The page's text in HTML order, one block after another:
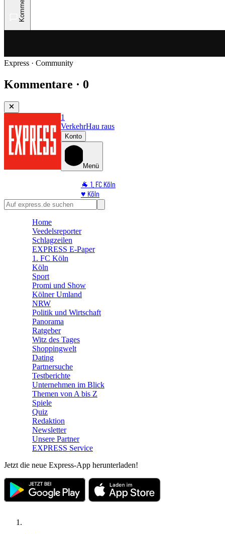
Express · Community
Kommentare · 0
1
VerkehrHau raus
Konto
Menü
🐐 1. FC Köln
♥️ Köln
⭐ Promi
🛒 Shoppingwelt
Home
Veedelsreporter
Schlagzeilen
EXPRESS E-Paper
1. FC Köln
Köln
Sport
Promi und Show
Kölner Umland
NRW
Politik und Wirtschaft
Panorama
Ratgeber
Witz des Tages
Shoppingwelt
Dating
Partnersuche
Testberichte
Unternehmen im Blick
Themen von A bis Z
Spiele
Quiz
Redaktion
Newsletter
Unsere Partner
EXPRESS Service
Jetzt die neue Express-App herunterladen!